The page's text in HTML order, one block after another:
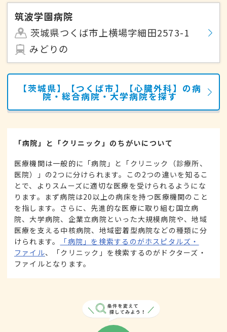
筑波学園病院
茨城県つくば市上横場字細田2573-1
みどりの
【茨城県】【つくば市】【心臓外科】の病
院・総合病院・大学病院を探す
「病院」と「クリニック」のちがいについて
医療機関は一般的に「病院」と「クリニック（診療所、
医院）」の2つに分けられます。この2つの違いを知るこ
とで、よりスムーズに適切な医療を受けられるようにな
ります。まず病院は20以上の病床を持つ医療機関のこと
を指します。さらに、先進的な医療に取り組む国立病
院、大学病院、企業立病院といった大規模病院や、地域
医療を支える中核病院、地域密着型病院などの種類に分
けられます。
「病院」を検索するのがホスピタルズ・
ファイル、「クリニック」を検索するのがドクターズ・
ファイルとなります。